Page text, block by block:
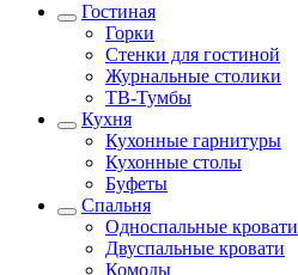
Гостиная
Горки
Стенки для гостиной
Журнальные столики
TВ-Тумбы
Кухня
Кухонные гарнитуры
Кухонные столы
Буфеты
Спальня
Односпальные кровати
Двуспальные кровати
Комоды